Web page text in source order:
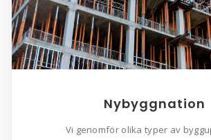
Nybyggnation
Vi genomför olika typer av